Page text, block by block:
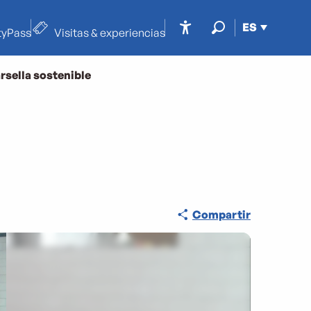
ES
Visitas & experiencias
sostenible
Compartir